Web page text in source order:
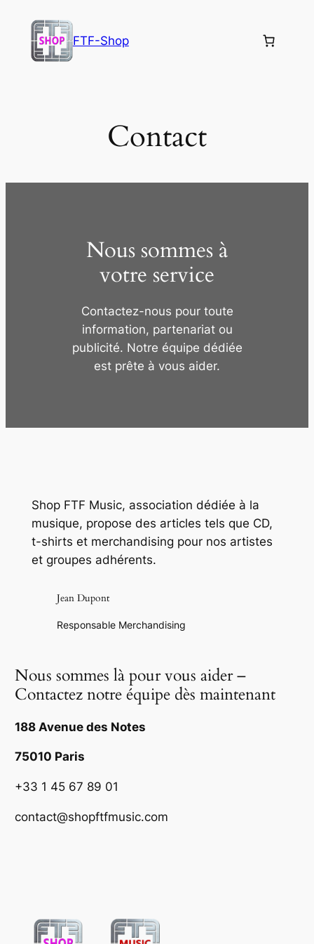
contenu
FTF-Shop
Contact
Nous sommes à
votre service
Contactez-nous pour toute
information, partenariat ou
publicité. Notre équipe dédiée
est prête à vous aider.
Shop FTF Music, association dédiée à la
musique, propose des articles tels que CD,
t-shirts et merchandising pour nos artistes
et groupes adhérents.
Jean Dupont
Responsable Merchandising
Nous sommes là pour vous aider –
Contactez notre équipe dès maintenant
188 Avenue des Notes
75010 Paris
+33 1 45 67 89 01
contact@shopftfmusic.com